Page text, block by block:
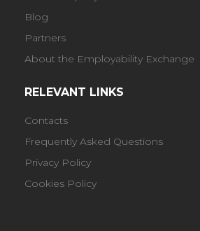
Blog
Partners
About the Employability Exchange
RELEVANT LINKS
Contacts
Frequently Asked Questions
Privacy Policy
Cookies Policy